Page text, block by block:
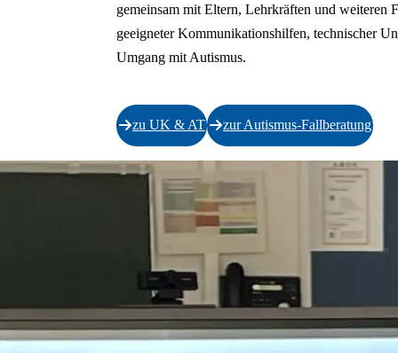
gemeinsam mit Eltern, Lehrkräften und weiteren
geeigneter Kommunikationshilfen, technischer
Umgang mit Autismus.
zu UK & AT zur Autismus-Fallberatung